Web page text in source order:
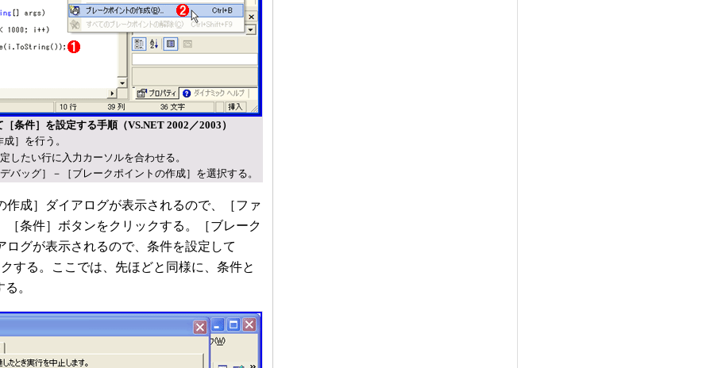
条件］を設定する手順（VS.NET 2002／2003）
］を行う。
したい行に入力カーソルを合わせる。
バッグ］－［ブレークポイントの作成］を選択する。
成］ダイアログが表示されるので、［ファ
［条件］ボタンをクリックする。［ブレーク
ログが表示されるので、条件を設定して
する。ここでは、先ほどと同様に、条件と
。